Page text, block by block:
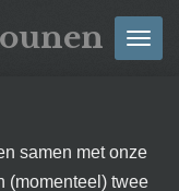
samen met onze
(momenteel) twee